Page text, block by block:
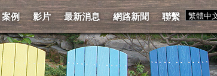
案例 影片 最新消息 網路新聞 聯繫